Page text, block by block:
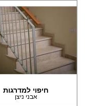
חיפוי למדרגות
אבני ניצן